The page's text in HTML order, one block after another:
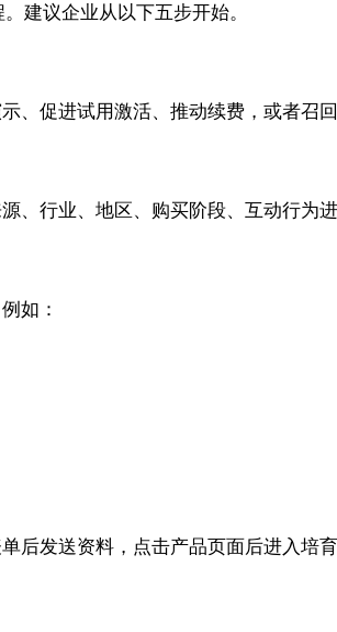
建议企业从以下五步开始。
、促进试用激活、推动续费，或者召
、行业、地区、购买阶段、互动行为
如：
后发送资料，点击产品页面后进入培